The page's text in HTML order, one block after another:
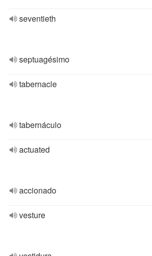
seventieth
septuagésimo
tabernacle
tabernáculo
actuated
accionado
vesture